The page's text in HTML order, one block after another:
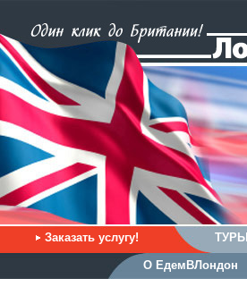
Заказать услугу!
О ЕдемВЛондон